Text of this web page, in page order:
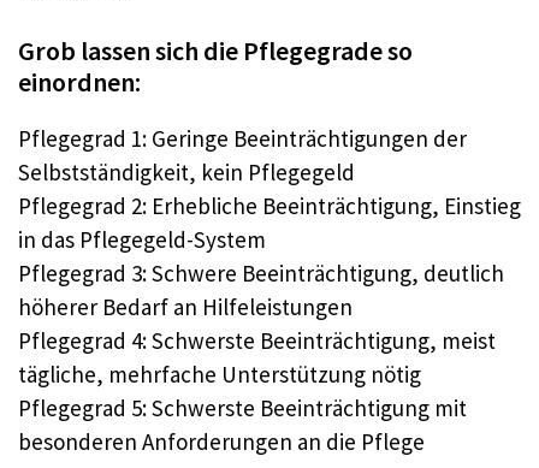
Grob lassen sich die Pflegegrade so
einordnen:
Pflegegrad 1: Geringe Beeinträchtigungen der
Selbstständigkeit, kein Pflegegeld
Pflegegrad 2: Erhebliche Beeinträchtigung, Einstieg
in das Pflegegeld-System
Pflegegrad 3: Schwere Beeinträchtigung, deutlich
höherer Bedarf an Hilfeleistungen
Pflegegrad 4: Schwerste Beeinträchtigung, meist
tägliche, mehrfache Unterstützung nötig
Pflegegrad 5: Schwerste Beeinträchtigung mit
besonderen Anforderungen an die Pflege